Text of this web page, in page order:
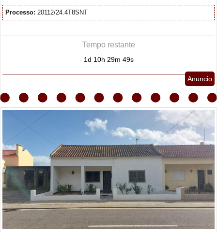
Processo: 20112/24.4T8SNT
Tempo restante
1d 10h 29m 48s
Anuncio